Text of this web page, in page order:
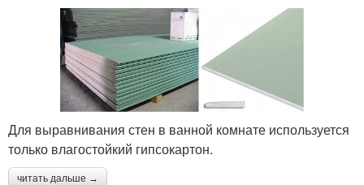
Для выравнивания стен в ванной комнате используется
только влагостойкий гипсокартон.
читать дальше →